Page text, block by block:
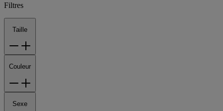
Filtres
Taille
Couleur
Sexe